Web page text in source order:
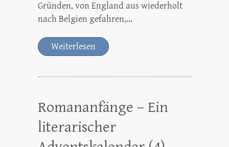
Gründen, von England aus wiederholt
nach Belgien gefahren,…
Weiterlesen
Romananfänge – Ein
literarischer